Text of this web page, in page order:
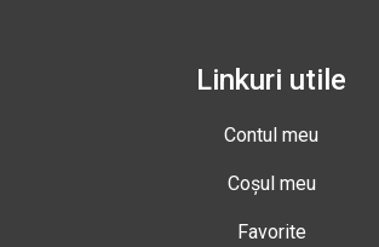
Linkuri utile
Contul meu
Coșul meu
Favorite